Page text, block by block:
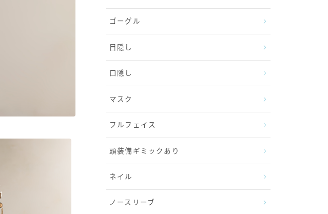
ゴーグル
目隠し
口隠し
マスク
フルフェイス
頭装備ギミックあり
ネイル
ノースリーブ